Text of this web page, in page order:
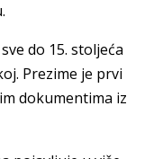
do 15. stoljeća
Prezime je prvi
dokumentima iz